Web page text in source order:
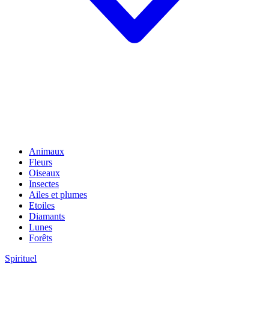
Animaux
Fleurs
Oiseaux
Insectes
Ailes et plumes
Etoiles
Diamants
Lunes
Forêts
Spirituel